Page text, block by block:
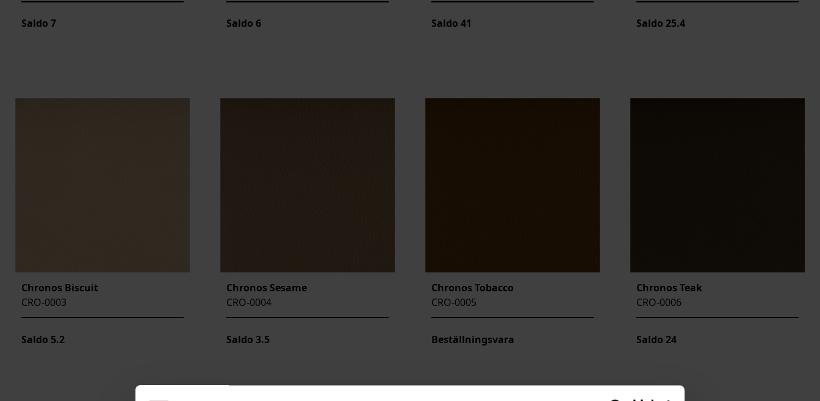
Saldo 7 Saldo 6 Saldo 41 Saldo 25.4
Chronos Biscuit
CRO-0003
Saldo 5.2
Chronos Sesame
CRO-0004
Saldo 3.5
Chronos Tobacco
CRO-0005
Beställningsvara
Chronos Teak
CRO-0006
Saldo 24